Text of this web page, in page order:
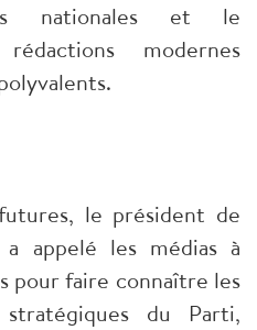
nationales et le
modernes
le président de
a appelé les médias à
pour faire connaître les
du Parti,